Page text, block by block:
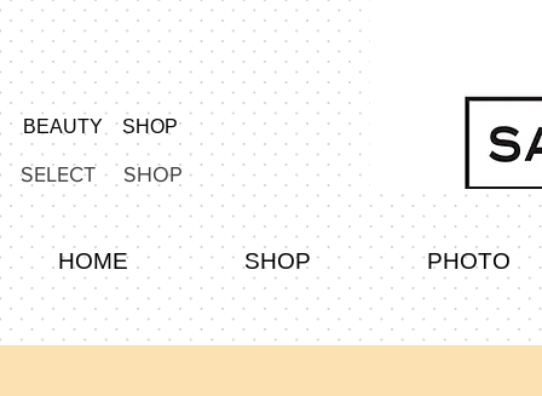
BEAUTY SHOP
SELECT SHOP
HOME SHOP PHOTO